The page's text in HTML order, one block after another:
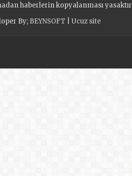
haberlerin kopyalanması
By; BEYNSOFT Ucuz site